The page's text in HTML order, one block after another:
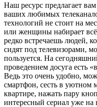
Наш ресурс предлагает
ваших любимых
технологий не стоит на
или женщины набирает
редко встречаешь людей,
сидят под телевизорами,
пользуется. На
проведением досуга есть
Ведь это очень удобно,
смартфон, сесть в уютном
квартире, нажать пару
интересный сериал уже на